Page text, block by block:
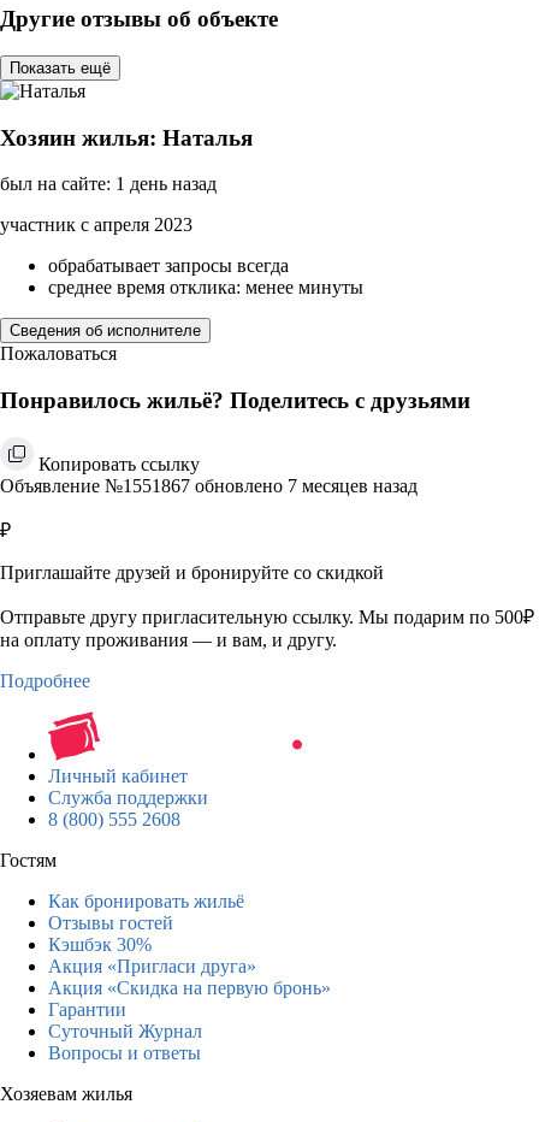
Другие отзывы об объекте
Показать ещё
Хозяин жилья: Наталья
был на сайте: 1 день назад
участник с апреля 2023
обрабатывает запросы всегда
среднее время отклика: менее минуты
Сведения об исполнителе
Пожаловаться
Понравилось жильё? Поделитесь с друзьями
Копировать ссылку
Объявление №1551867 обновлено 7 месяцев назад
₽
Приглашайте друзей и бронируйте со скидкой
Отправьте другу пригласительную ссылку. Мы подарим по 500₽
на оплату проживания — и вам, и другу.
Подробнее
Личный кабинет
Служба поддержки
8 (800) 555 2608
Гостям
Как бронировать жильё
Отзывы гостей
Кэшбэк 30%
Акция «Пригласи друга»
Акция «Скидка на первую бронь»
Гарантии
Суточный Журнал
Вопросы и ответы
Хозяевам жилья